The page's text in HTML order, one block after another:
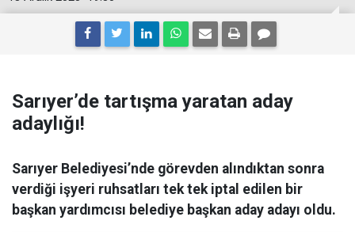
Sarıyer’de tartışma yaratan aday
adaylığı!
Sarıyer Belediyesi’nde görevden alındıktan sonra
verdiği işyeri ruhsatları tek tek iptal edilen bir
başkan yardımcısı belediye başkan aday adayı oldu.